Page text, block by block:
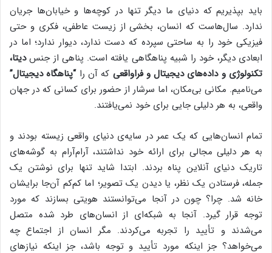
باید بپذیریم که دنیای ما دیگر تنها در کوچه‌ها و خیابان‌ها جریان
ندارد. سال‌هاست که انسان، بخشی از زیست عاطفی، فکری و حتی
فیزیکی خود را به ساحتی سپرده که دست ندارد، دیوار ندارد؛ اما در
ابعادی دیگر، خود را شبیه پناهگاهی یافته است. پناهی از جنسدیتا،
تکنولوژی و داده‌های دیجیتال و فراواقعی که آن را“پناهگاه دیجیتال”
می‌نامیم. مکانی بی‌مکان، اما سرشار از حضور برای کسانی که در جهان
واقعی، به هر دلیلی جایی برای خود نمی‌یافتند.
تمام انسان‌هایی که یک عمر در سایه‌ی دنیای واقعی زیسته بودند و
به هر دلیلی مجالی برای ارائه خود نداشتند، آرام‌آرام به گوشه‌های
تاریک دنیای آنلاین پناه بردند. ابتدا شاید تنها برای نوشتن یک
جمله، فرستادن یک نظر، یا دیدن یک تصویر؛ اما کم‌کم آن‌جا برایشان
خانه شد. چرا؟ چون در آنجا می‌توانستند هویتی بسازند که مورد
توجه قرار گیرد. آنجا به شبکه‌ای از انسان‌های طرد شده متصل
می‌شدند و تأیید را تجربه می‌کردند. مگر انسان از اجتماع چه
می‌خواهد؟ جز اینکه مورد تأیید و توجه باشد، جز اینکه نیازهای